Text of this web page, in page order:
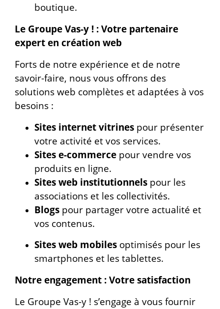
boutique.
Le Groupe Vas-y ! : Votre partenaire
expert en création web
Forts de notre expérience et de notre
savoir-faire, nous vous offrons des
solutions web complètes et adaptées à vos
besoins :
Sites internet vitrines pour présenter
votre activité et vos services.
Sites e-commerce pour vendre vos
produits en ligne.
Sites web institutionnels pour les
associations et les collectivités.
Blogs pour partager votre actualité et
vos contenus.
Sites web mobiles optimisés pour les
smartphones et les tablettes.
Notre engagement : Votre satisfaction
Le Groupe Vas-y ! s’engage à vous fournir